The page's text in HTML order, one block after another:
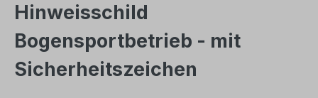
Hinweisschild
Bogensportbetrieb - mit
Sicherheitszeichen